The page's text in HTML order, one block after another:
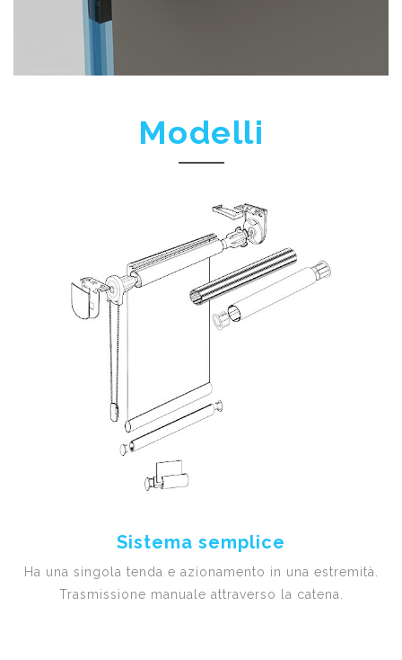
Modelli
Sistema semplice
Ha una singola tenda e azionamento in una estremità.
Trasmissione manuale attraverso la catena.